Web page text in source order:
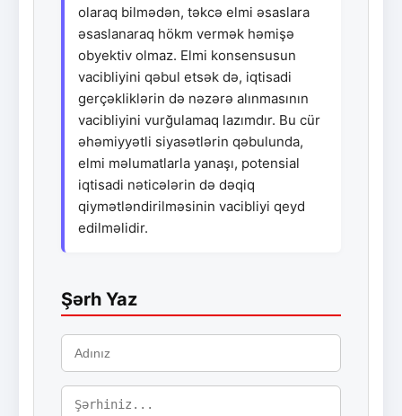
olaraq bilmədən, təkcə elmi əsaslara
əsaslanaraq hökm vermək həmişə
obyektiv olmaz. Elmi konsensusun
vacibliyini qəbul etsək də, iqtisadi
gerçəkliklərin də nəzərə alınmasının
vacibliyini vurğulamaq lazımdır. Bu cür
əhəmiyyətli siyasətlərin qəbulunda,
elmi məlumatlarla yanaşı, potensial
iqtisadi nəticələrin də dəqiq
qiymətləndirilməsinin vacibliyi qeyd
edilməlidir.
Şərh Yaz